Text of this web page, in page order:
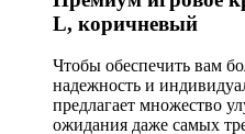
L, коричневый
Чтобы обеспечить вам
надежность и
предлагает множество
ожидания даже самых